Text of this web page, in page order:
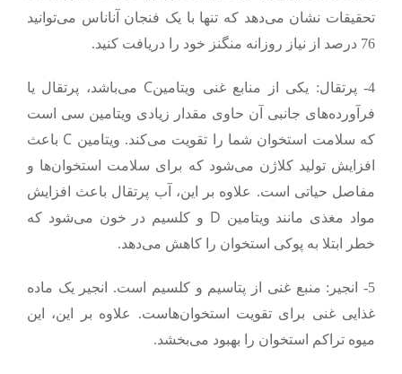
تحقیقات نشان می‌دهد که تنها با یک فنجان آناناس می‌توانید
76 درصد از نیاز روزانه منگنز خود را دریافت کنید.
4- پرتقال: یکی از منابع غنی ویتامینC می‌باشد، پرتقال یا
فرآورده‌های جانبی آن حاوی مقدار زیادی ویتامین سی است
که سلامت استخوان شما را تقویت می‌کند. ویتامین C باعث
افزایش تولید کلاژن می‌شود که برای سلامت استخوان‌ها و
مفاصل حیاتی است. علاوه بر این، آب پرتقال باعث افزایش
مواد مغذی مانند ویتامین D و کلسیم در خون می‌شود که
خطر ابتلا به پوکی استخوان را کاهش می‌دهد.
5- انجیر:
منبع غنی از پتاسیم و کلسیم است. انجیر یک ماده
غذایی غنی برای تقویت استخوان‌هاست. علاوه بر این، این
میوه تراکم استخوان را بهبود می‌بخشد.